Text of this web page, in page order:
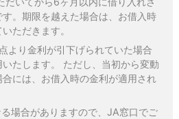
。期限を越えた場合は、お借入時
ただきます。
より金利が引下げられていた場合
たします。 ただし、当初から変動
には、お借入時の金利が適用され
場合がありますので、JA窓口でご